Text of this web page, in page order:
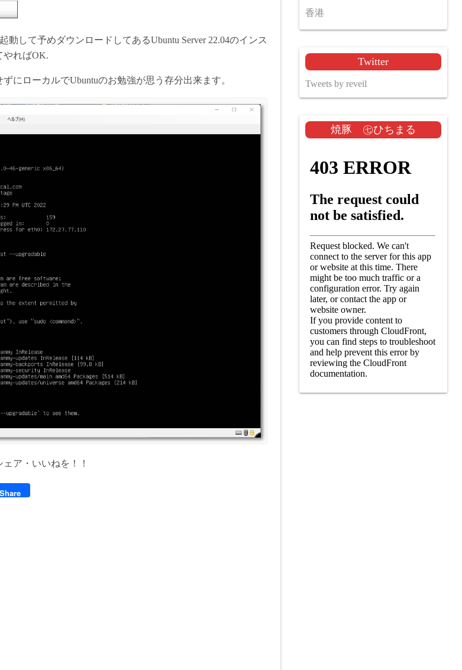
動して予めダウンロードしてあるUbuntu Server 22.04のインス
やればOK.
にローカルでUbuntuのお勉強が思う存分出来ます。
ア・いいねを！！
Share
香港
Twitter
Tweets by reveil
焼豚 ㊆ひちまる